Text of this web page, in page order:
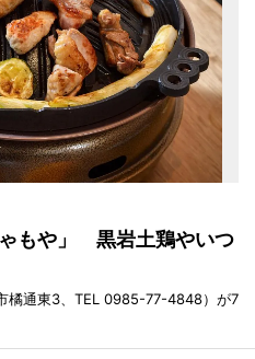
もや」 黒岩土鶏やいつ
橘通東3、TEL 0985-77-4848）が7